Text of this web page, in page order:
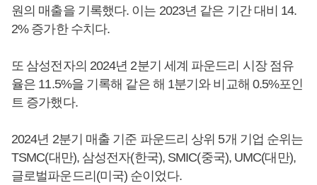
원의 매출을 기록했다. 이는 2023년 같은 기간 대비 14.
2% 증가한 수치다.
또 삼성전자의 2024년 2분기 세계 파운드리 시장 점유
율은 11.5%을 기록해 같은 해 1분기와 비교해 0.5%포인
트 증가했다.
2024년 2분기 매출 기준 파운드리 상위 5개 기업 순위는
TSMC(대만), 삼성전자(한국), SMIC(중국), UMC(대만),
글로벌파운드리(미국) 순이었다.